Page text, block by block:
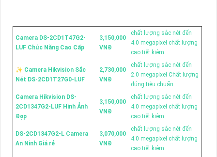
Camera DS-2CD1T47G2-
LUF Chức Năng Cao Cấp
3,150,000
VNĐ
chất lượng sắc nét đến
4.0 megapixel chất lượng
cao tiết kiệm
✨ Camera Hikvision Sắc
Nét DS-2CD1T27G0-LUF
2,730,000
VNĐ
chất lượng sắc nét đến
2.0 megapixel Chất lượng
đúng tiêu chuẩn
Camera Hikvision DS-
2CD1347G2-LUF Hình Ảnh
Đẹp
3,150,000
VNĐ
chất lượng sắc nét đến
4.0 megapixel chất lượng
cao tiết kiệm
DS-2CD1347G2-L Camera
An Ninh Giá rẻ
3,070,000
VNĐ
chất lượng sắc nét đến
4.0 megapixel chất lượng
cao tiết kiệm